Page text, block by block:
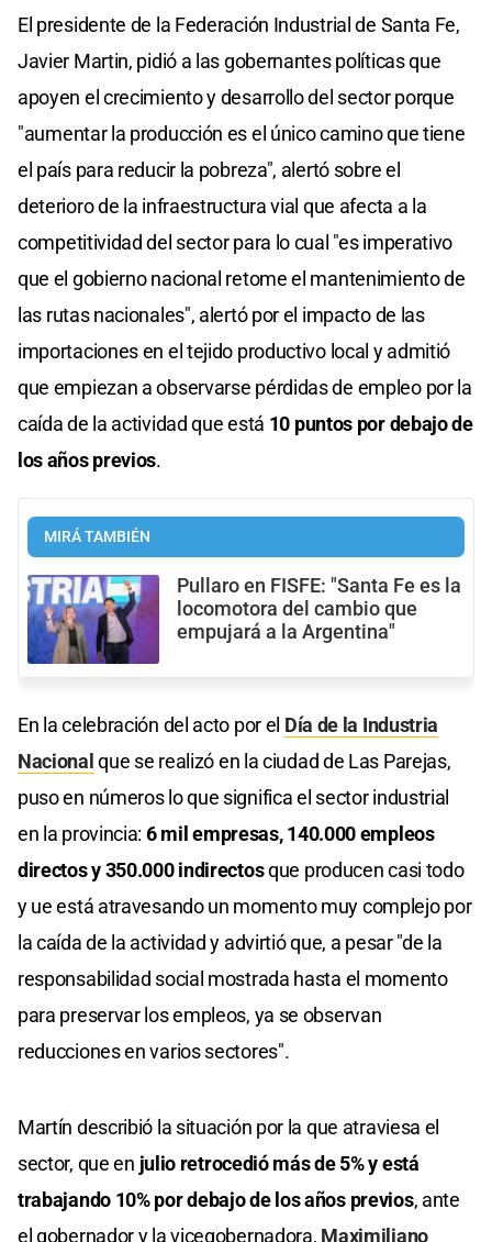
El presidente de la Federación Industrial de Santa Fe,
Javier Martin, pidió a las gobernantes políticas que
apoyen el crecimiento y desarrollo del sector porque
"aumentar la producción es el único camino que tiene
el país para reducir la pobreza", alertó sobre el
deterioro de la infraestructura vial que afecta a la
competitividad del sector para lo cual "es imperativo
que el gobierno nacional retome el mantenimiento de
las rutas nacionales", alertó por el impacto de las
importaciones en el tejido productivo local y admitió
que empiezan a observarse pérdidas de empleo por la
caída de la actividad que está 10 puntos por debajo de
los años previos.
MIRÁ TAMBIÉN
Pullaro en FISFE: "Santa Fe es la
locomotora del cambio que
empujará a la Argentina"
En la celebración del acto por el Día de la Industria
Nacionalque se realizó en la ciudad de Las Parejas,
puso en números lo que significa el sector industrial
en la provincia: 6 mil empresas, 140.000 empleos
directos y 350.000 indirectosque producen casi todo
y ue está atravesando un momento muy complejo por
la caída de la actividad y advirtió que, a pesar "de la
responsabilidad social mostrada hasta el momento
para preservar los empleos, ya se observan
reducciones en varios sectores".
Martín describió la situación por la que atraviesa el
sector, que en julio retrocedió más de 5% y está
trabajando 10% por debajo de los años previos, ante
el gobernador y la vicegobernadora, Maximiliano